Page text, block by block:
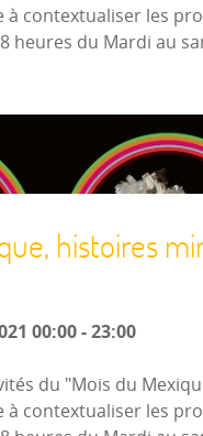
à contextualiser les
heures du Mardi au
histoires
00:00-23:00
du "Mois du
à contextualiser les